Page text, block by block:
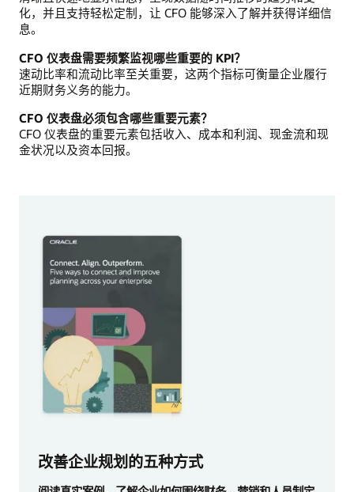
化，并且支持轻松定制，让 CFO 能够深入了解并获得详细信
息。
CFO 仪表盘需要频繁监视哪些重要的 KPI？
速动比率和流动比率至关重要，这两个指标可衡量企业履行
近期财务义务的能力。
CFO 仪表盘必须包含哪些重要元素？
CFO 仪表盘的重要元素包括收入、成本和利润、现金流和现
金状况以及资本回报。
改善企业规划的五种方式